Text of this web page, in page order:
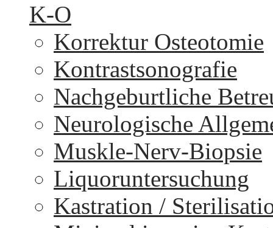
K-O
Korrektur Osteotomie
Kontrastsonografie
Nachgeburtliche
Neurologische
Muskle-Nerv-Biopsie
Liquoruntersuchung
Kastration /